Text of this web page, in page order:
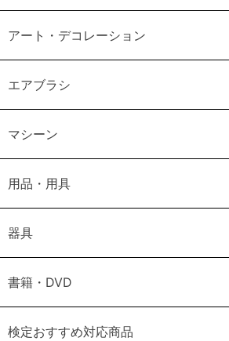
アート・デコレーション
エアブラシ
マシーン
用品・用具
器具
書籍・DVD
検定おすすめ対応商品